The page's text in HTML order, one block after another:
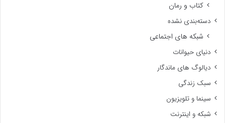
کتاب و رمان
دسته‌بندی نشده
شبکه های اجتماعی
دنیای حیوانات
دیالوگ های ماندگار
سبک زندگی
سینما و تلویزیون
شبکه و اینترنت